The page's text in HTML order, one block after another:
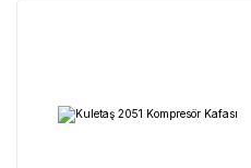
Orijinal garanti belgeli ürünler